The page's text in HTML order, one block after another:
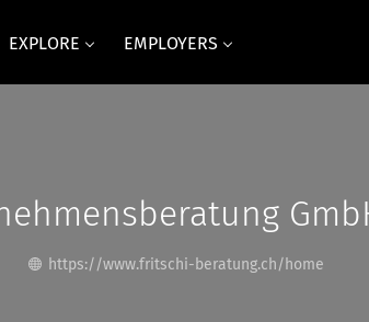
EXPLORE EMPLOYERS
https://www.fritschi-beratung.ch/home